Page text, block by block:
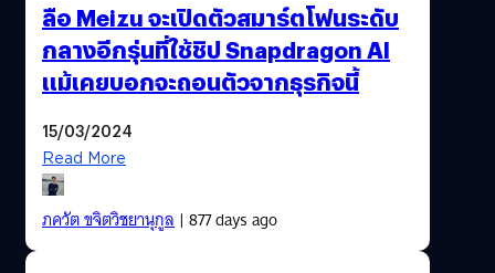
ลือ Meizu จะเปิดตัวสมาร์ตโฟนระดับ
กลางอีกรุ่นที่ใช้ชิป Snapdragon AI
แม้เคยบอกจะถอนตัวจากธุรกิจนี้
15/03/2024
Read More
ภควัต ขจิตวิชยานุกูล| 877 days ago